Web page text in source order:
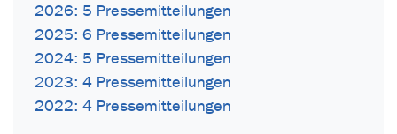
2026: 5 Pressemitteilungen
2025: 6 Pressemitteilungen
2024: 5 Pressemitteilungen
2023: 4 Pressemitteilungen
2022: 4 Pressemitteilungen